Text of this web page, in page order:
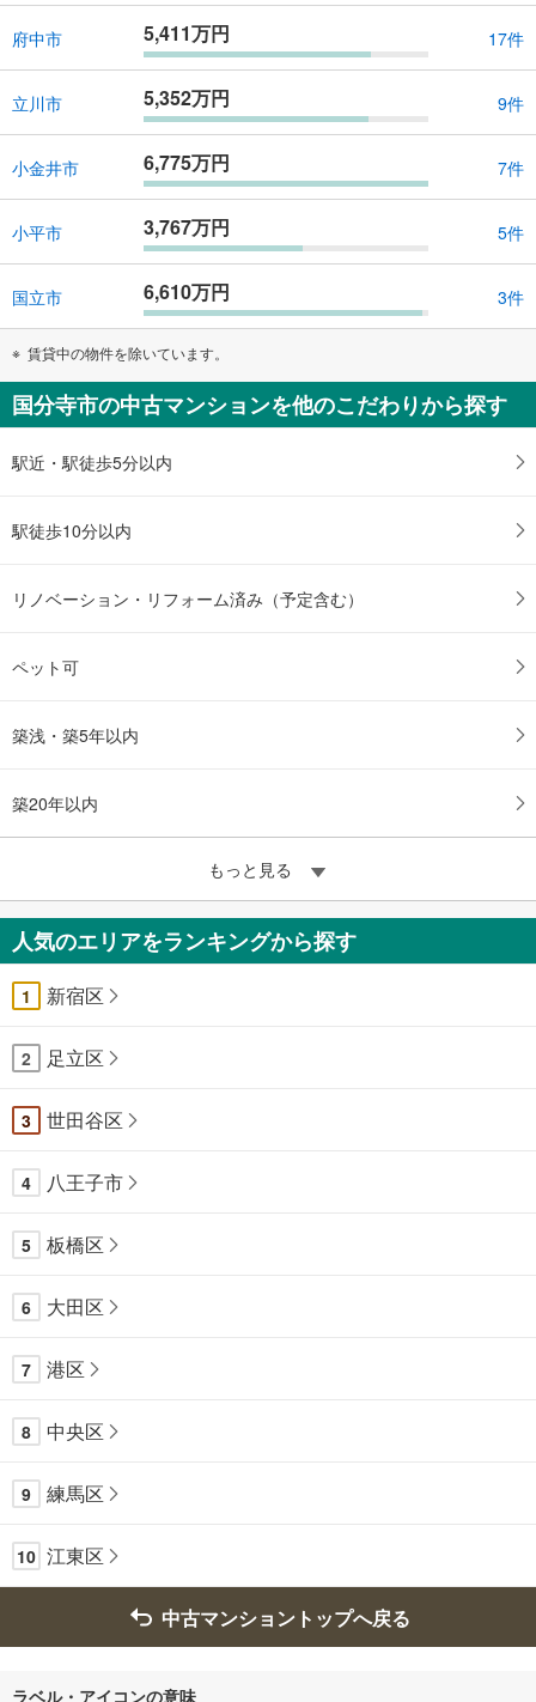
府中市 5,411万円 17件
立川市 5,352万円 9件
小金井市 6,775万円 7件
小平市 3,767万円 5件
国立市 6,610万円 3件
賃貸中の物件を除いています。
国分寺市の中古マンションを他のこだわりから探す
駅近・駅徒歩5分以内
駅徒歩10分以内
リノベーション・リフォーム済み（予定含む）
ペット可
築浅・築5年以内
築20年以内
もっと見る
人気のエリアをランキングから探す
1 新宿区
2 足立区
3 世田谷区
4 八王子市
5 板橋区
6 大田区
7 港区
8 中央区
9 練馬区
10 江東区
中古マンショントップへ戻る
ラベル・アイコンの意味